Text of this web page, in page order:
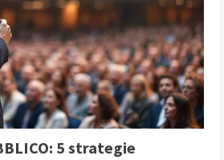
5 strategie